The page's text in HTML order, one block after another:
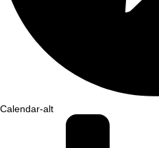
Calendar-alt